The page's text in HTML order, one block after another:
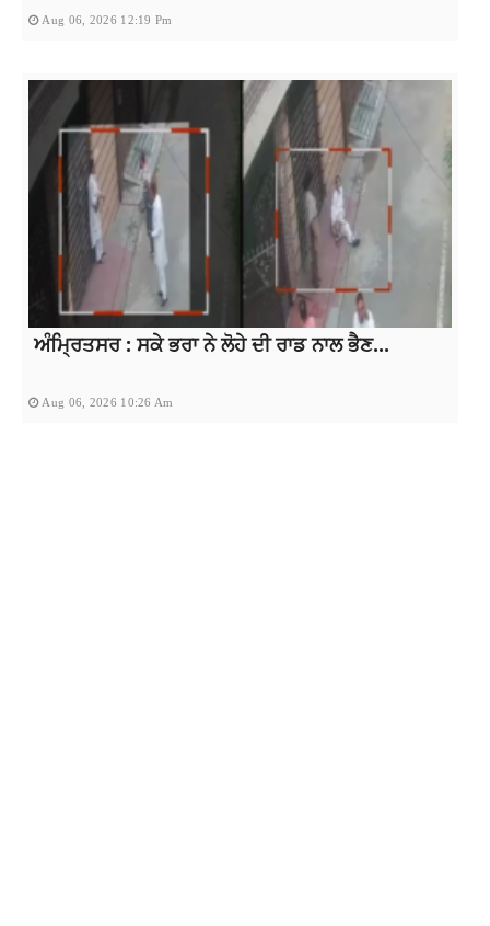
Aug 06, 2026 12:19 Pm
ਅੰਮ੍ਰਿਤਸਰ : ਸਕੇ ਭਰਾ ਨੇ ਲੋਹੇ ਦੀ ਰਾਡ ਨਾਲ ਭੈਣ...
Aug 06, 2026 10:26 Am